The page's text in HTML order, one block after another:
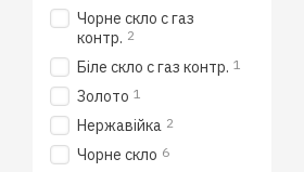
Чорне скло с газ
контр. 2
Бiле скло с газ контр. 1
Золото 1
Нержавійка 2
Чорне скло 6